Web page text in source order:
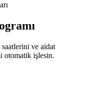
saatlerini ve aidat
otomatik işlesin.